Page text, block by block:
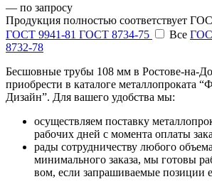
— по запросу
Продукция полностью соответствует
ГОСТ 9941-81 ГОСТ 8734-75 Все
8732-78
Бесшовные трубы 108 мм в Ростове-на-
приобрести в каталоге металлопроката
Дизайн”. Для вашего удобства мы:
осуществляем поставку
рабочих дней с момента оплаты
рады сотрудничеству любого
минимального заказа, мы готовы
вом, если запрашиваемые позиции